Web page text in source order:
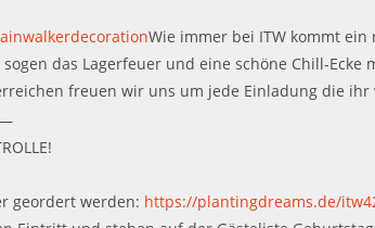
Wie immer bei ITW kommt
das Lagerfeuer und eine schöne Chill-Ecke
freuen wir uns um jede Einladung die ihr
geordert werden: https://plantingdreams.de/